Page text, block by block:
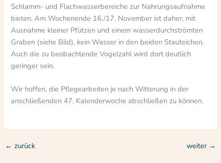
Schlamm- und Flachwasserbereiche zur Nahrungsaufnahme
bieten. Am Wochenende 16./17. November ist daher, mit
Ausnahme kleiner Pfützen und einem wasserdurchströmten
Graben (siehe Bild), kein Wasser in den beiden Stauteichen.
Auch die zu beobachtende Vogelzahl wird dort deutlich
geringer sein.
Wir hoffen, die Pflegearbeiten je nach Witterung in der
anschließenden 47. Kalenderwoche abschließen zu können.
← zurück weiter →